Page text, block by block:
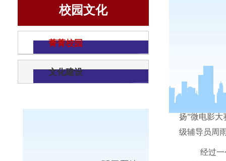
校园文化
菁菁校园
文化建设
为了发
扬”微电影大
级辅导员周
经过一